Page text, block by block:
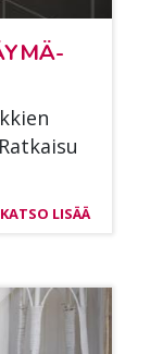
KATSO LISÄÄ